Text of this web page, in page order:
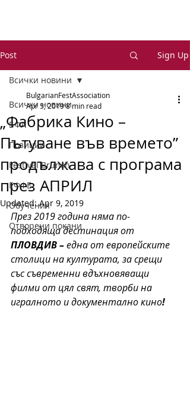
Post Sign Up
Всички новини
БФА
Позиции
Festival Brunch
ЕФФЕ
Обучения
Отворени покани
Всички новини
„Фабрика Кино –
Пътуване във времето”
продължава с програма
през АПРИЛ
BulgarianFestAssociation
Apr 5, 20198 min read
Updated:Apr 9, 2019
През 2019 година няма по-
подходяща дестинация от
ПЛОВДИВ – една от европейските
столици на културата, за срещи
със съвременни вдъхновяващи
филми от цял свят, творби на
игралното и документално кино!